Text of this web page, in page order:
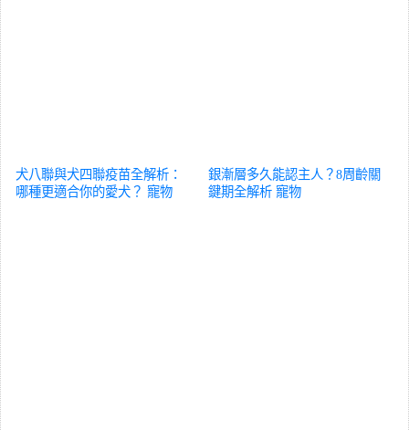
犬八聯與犬四聯疫苗全解析：
哪種更適合你的愛犬？ 寵物
銀漸層多久能認主人？8周齡關
鍵期全解析 寵物